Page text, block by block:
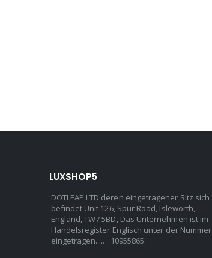
LUXSHOP5
DOTLEAP LTD deren eingetragener Sitz sich
befindet Unit 126, Spur Road, Isleworth,
England, TW7 5BD, Das Unternehmen ist im
Handelsregister Englisch unter der Nummer
eingetragen. ... : 10955865.